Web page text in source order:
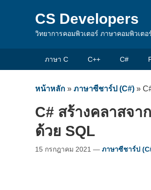
CS Developers
วิทยาการคอมพิวเตอร์ ภาษาคอมพิวเต
ภาษา C C++ C#
หน้าหลัก » ภาษาซีชาร์ป (C#) »
C# สร้างคลาสจ
ด้วย SQL
15 กรกฎาคม 2021 — ภาษาซีชาร์ป